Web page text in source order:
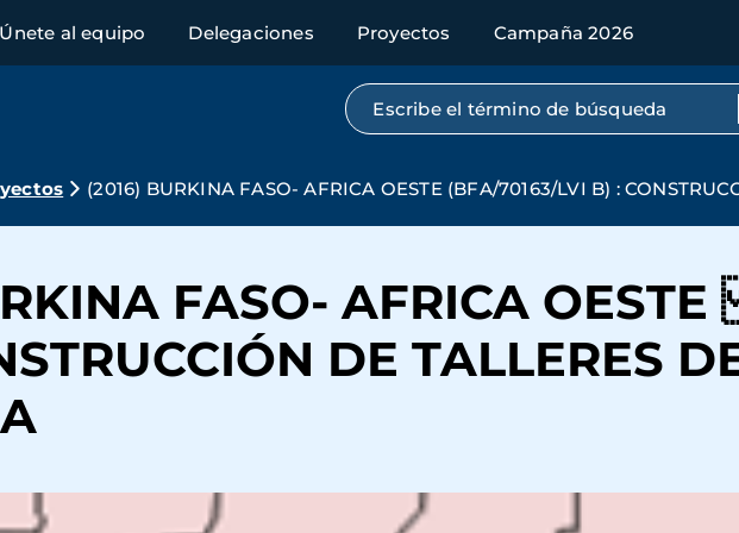
Únete al equipo Delegaciones Proyectos Campaña 2026
Búsqueda por texto completo
(2016) BURKINA FASO- AFRICA OESTE (BFA/70163/LVI B) :
FASO- AFRICA
DE TALLERES